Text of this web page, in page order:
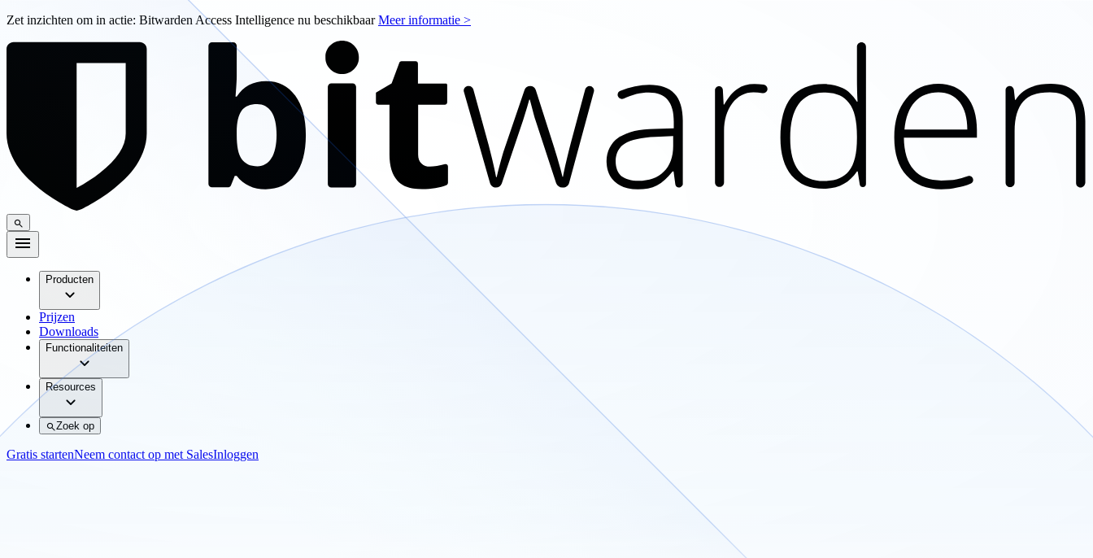
Zet inzichten om in actie: Bitwarden Access Intelligence nu beschikbaarMeer informatie >
Producten
Prijzen
Downloads
Functionaliteiten
Resources
Zoek op
Gratis startenNeem contact op met SalesInloggen